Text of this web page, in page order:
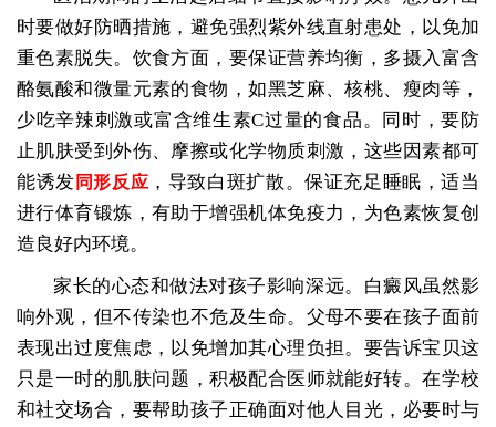
时要做好防晒措施，避免强烈紫外线直射患处，以免加
重色素脱失。饮食方面，要保证营养均衡，多摄入富含
酪氨酸和微量元素的食物，如黑芝麻、核桃、瘦肉等，
少吃辛辣刺激或富含维生素C过量的食品。同时，要防
止肌肤受到外伤、摩擦或化学物质刺激，这些因素都可
能诱发 同形反应 ，导致白斑扩散。保证充足睡眠，适当
进行体育锻炼，有助于增强机体免疫力，为色素恢复创
造良好内环境。
家长的心态和做法对孩子影响深远。白癜风虽然影
响外观，但不传染也不危及生命。父母不要在孩子面前
表现出过度焦虑，以免增加其心理负担。要告诉宝贝这
只是一时的肌肤问题，积极配合医师就能好转。在学校
和社交场合，要帮助孩子正确面对他人目光，必要时与